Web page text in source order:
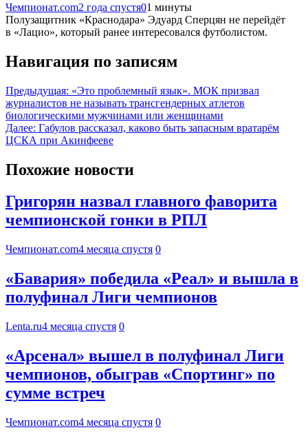
Чемпионат.com2 года спустя01 минуты
Полузащитник «Краснодара» Эдуард Сперцян не перейдёт
в «Лацио», который ранее интересовался футболистом.
Навигация по записям
Предыдущая: «Это проблемный язык». МОК призвал
журналистов не называть трансгендерных атлетов
биологическими мужчинами или женщинами
Далее: Габулов рассказал, каково быть запасным вратарём
ЦСКА при Акинфееве
Похожие новости
Григорян назвал главного фаворита
чемпионской гонки в РПЛ
Чемпионат.com4 месяца спустя 0
«Бавария» победила «Реал» и вышла в
полуфинал Лиги чемпионов
Lenta.ru4 месяца спустя 0
«Арсенал» вышел в полуфинал Лиги
чемпионов, обыграв «Спортинг» по
сумме встреч
Чемпионат.com4 месяца спустя 0